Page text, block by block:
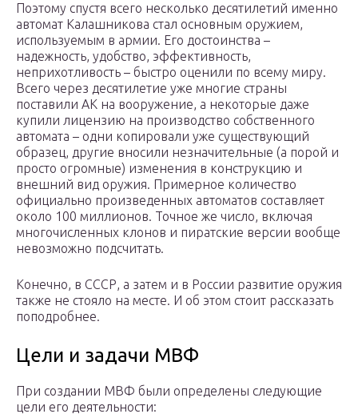
Поэтому спустя всего несколько десятилетий именно
автомат Калашникова стал основным оружием,
используемым в армии. Его достоинства –
надежность, удобство, эффективность,
неприхотливость – быстро оценили по всему миру.
Всего через десятилетие уже многие страны
поставили АК на вооружение, а некоторые даже
купили лицензию на производство собственного
автомата – одни копировали уже существующий
образец, другие вносили незначительные (а порой и
просто огромные) изменения в конструкцию и
внешний вид оружия. Примерное количество
официально произведенных автоматов составляет
около 100 миллионов. Точное же число, включая
многочисленных клонов и пиратские версии вообще
невозможно подсчитать.
Конечно, в СССР, а затем и в России развитие оружия
также не стояло на месте. И об этом стоит рассказать
поподробнее.
Цели и задачи МВФ
При создании МВФ были определены следующие
цели его деятельности: